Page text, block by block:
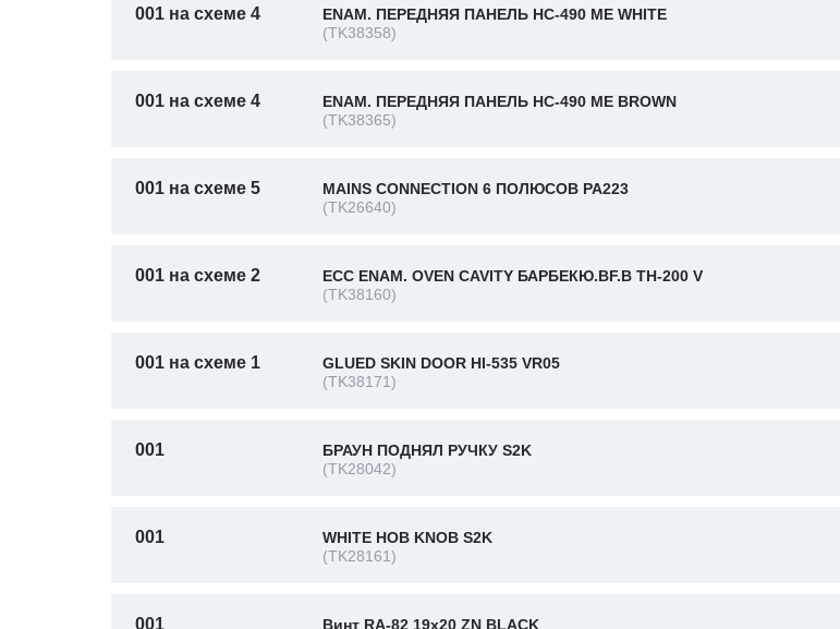
001 на схеме 4
ENAM. ПЕРЕДНЯЯ ПАНЕЛЬ HC-490 ME WHITE
(TK38358)
001 на схеме 4
ENAM. ПЕРЕДНЯЯ ПАНЕЛЬ HC-490 ME BROWN
(TK38365)
001 на схеме 5
MAINS CONNECTION 6 ПОЛЮСОВ PA223
(TK26640)
001 на схеме 2
ECC ENAM. OVEN CAVITY БАРБЕКЮ.BF.B TH-200 V
(TK38160)
001 на схеме 1
GLUED SKIN DOOR HI-535 VR05
(TK38171)
001
БРАУН ПОДНЯЛ РУЧКУ S2K
(TK28042)
001
WHITE HOB KNOB S2K
(TK28161)
001
Винт RA-82 19x20 ZN BLACK